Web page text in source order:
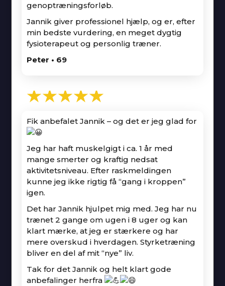
genoptræningsforløb.
Jannik giver professionel hjælp, og er, efter
min bedste vurdering, en meget dygtig
fysioterapeut og personlig træner.
Peter • 69
★★★★★
Fik anbefalet Jannik – og det er jeg glad for
Jeg har haft muskelgigt i ca. 1 år med
mange smerter og kraftig nedsat
aktivitetsniveau. Efter raskmeldingen
kunne jeg ikke rigtig få “gang i kroppen”
igen.
Det har Jannik hjulpet mig med. Jeg har nu
trænet 2 gange om ugen i 8 uger og kan
klart mærke, at jeg er stærkere og har
mere overskud i hverdagen. Styrketræning
bliver en del af mit “nye” liv.
Tak for det Jannik og helt klart gode
anbefalinger herfra